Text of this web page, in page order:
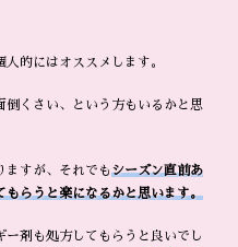
的にはオススメします。
くさい、という方もいるかと思
ますが、それでもシーズン直前あ
らうと楽になるかと思います。
ー剤も処方してもらうと良いでし